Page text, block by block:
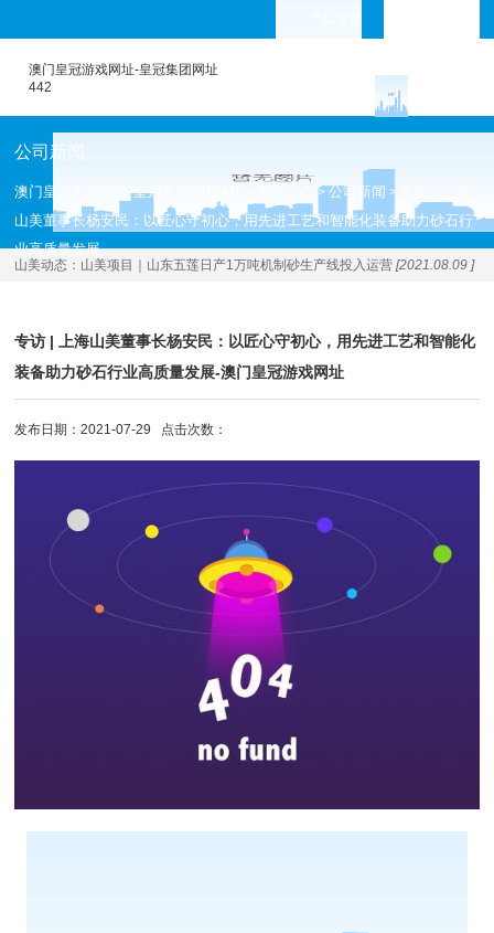
澳门皇冠游戏网址-皇冠集团网址
442
公司新闻
澳门皇冠游戏网址-皇冠集团网址442 >公司新闻 >
山美董事长杨安民：以匠心守初心，用先进工艺和智能化装备助力砂石行
业高质量发展
山美动态： 山美项目｜山东五莲日产1万吨机制砂生产线投入运营 [2021.08.09 ]
专访 | 上海山美董事长杨安民：以匠心守初心，用先进工艺和智能化
装备助力砂石行业高质量发展-澳门皇冠游戏网址
发布日期：2021-07-29 点击次数：